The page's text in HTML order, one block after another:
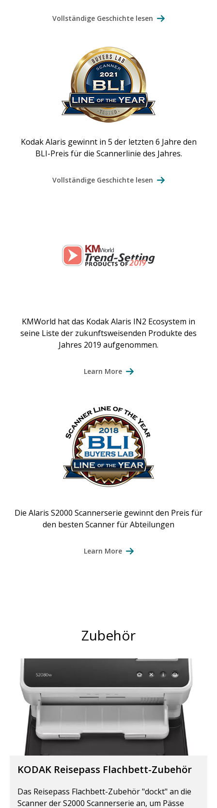
Vollständige Geschichte lesen
Kodak Alaris gewinnt in 5 der letzten 6 Jahre den
BLI-Preis für die Scannerlinie des Jahres.
Vollständige Geschichte lesen
KMWorld hat das Kodak Alaris IN2 Ecosystem in
seine Liste der zukunftsweisenden Produkte des
Jahres 2019 aufgenommen.
Learn More
Die Alaris S2000 Scannerserie gewinnt den Preis für
den besten Scanner für Abteilungen
Learn More
Zubehör
KODAK Reisepass Flachbett-Zubehör
Das Reisepass Flachbett-Zubehör "dockt" an die
Scanner der S2000 Scannerserie an, um Pässe